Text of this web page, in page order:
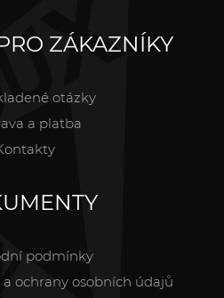
ZÁKAZNÍKY
otázky
a platba
podmínky
ochrany osobních údajů